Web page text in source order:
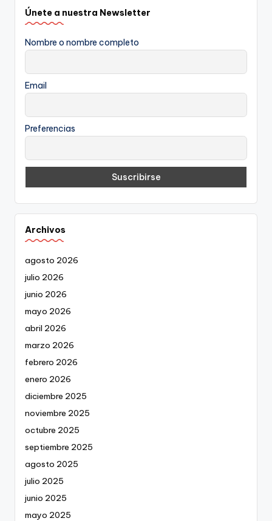
Únete a nuestra Newsletter
Nombre o nombre completo
Email
Preferencias
Archivos
agosto 2026
julio 2026
junio 2026
mayo 2026
abril 2026
marzo 2026
febrero 2026
enero 2026
diciembre 2025
noviembre 2025
octubre 2025
septiembre 2025
agosto 2025
julio 2025
junio 2025
mayo 2025